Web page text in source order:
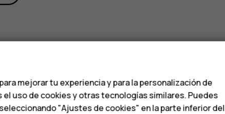
mejorar tu experiencia y para la personalización de
uso de cookies y otras tecnologías similares. Puedes
"Ajustes de cookies" en la parte inferior del